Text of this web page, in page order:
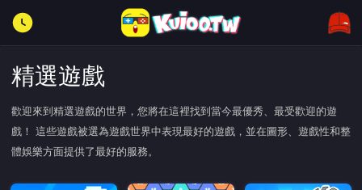
精選遊戲
歡迎來到精選遊戲的世界，您將在這裡找到當今最優秀、最受歡迎的遊
戲！ 這些遊戲被選為遊戲世界中表現最好的遊戲，並在圖形、遊戲性和整
體娛樂方面提供了最好的服務。